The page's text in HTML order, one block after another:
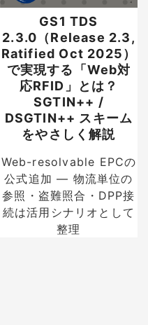
GS1 TDS
2.3.0（Release 2.3,
Ratified Oct 2025）
で実現する「Web対
応RFID」とは？
SGTIN++ /
DSGTIN++ スキーム
をやさしく解説
Web-resolvable EPCの
公式追加 — 物流単位の
参照・盗難照合・DPP接
続は活用シナリオとして
整理